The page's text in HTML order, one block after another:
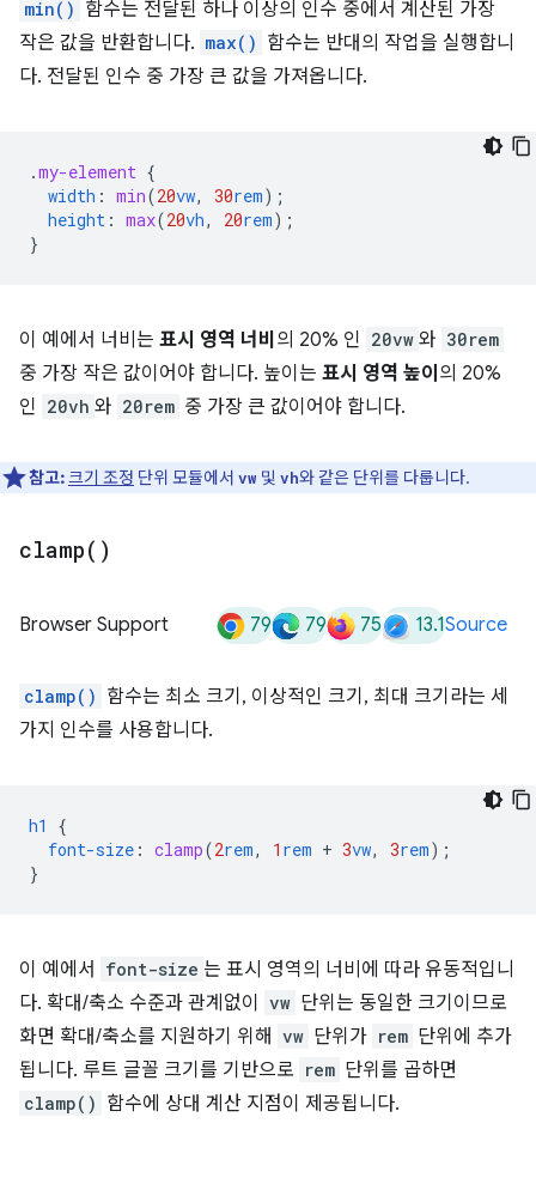
min() 함수는 전달된 하나 이상의 인수 중에서 계산된 가장
작은 값을 반환합니다. max() 함수는 반대의 작업을 실행합니
다. 전달된 인수 중 가장 큰 값을 가져옵니다.
.my-element {
width : min(20vw, 30rem);
height : max(20vh, 20rem);
}
이 예에서 너비는 표시 영역 너비 의 20% 인 20vw 와 30rem
중 가장 작은 값이어야 합니다. 높이는 표시 영역 높이 의 20%
인 20vh 와 20rem 중 가장 큰 값이어야 합니다.
참고:크기 조정 단위 모듈에서 vw 및 vh와 같은 단위를 다룹니다.
clamp( )
Browser Support 79 79 75 13.1Source
clamp() 함수는 최소 크기, 이상적인 크기, 최대 크기라는 세
가지 인수를 사용합니다.
h1
{
font-size : clamp(2rem, 1 rem + 3vw, 3rem);
}
이 예에서 font-size 는 표시 영역의 너비에 따라 유동적입니
다. 확대/축소 수준과 관계없이
vw 단위는 동일한 크기이므로
화면 확대/축소를 지원하기 위해 vw 단위가 rem 단위에 추가
됩니다. 루트 글꼴 크기를 기반으로 rem 단위를 곱하면
clamp() 함수에 상대 계산 지점이 제공됩니다.